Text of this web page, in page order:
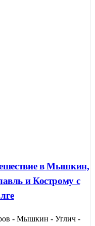
в Мышкин,
и Кострому с
- Мышкин - Углич -